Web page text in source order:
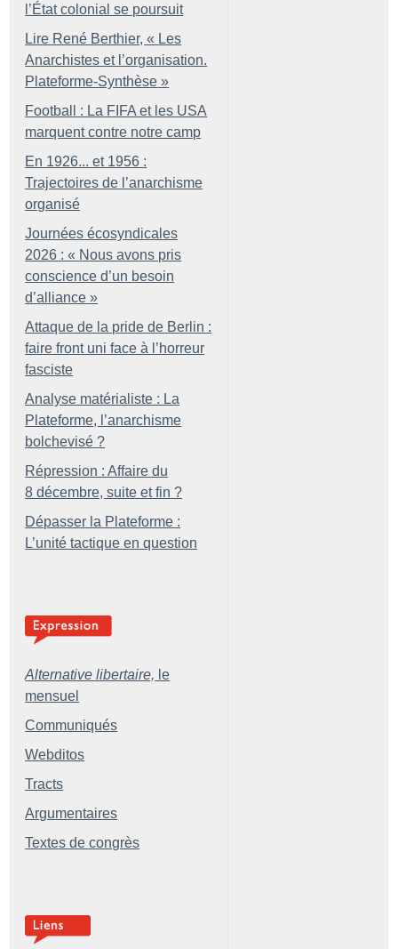
l’État colonial se poursuit
Lire René Berthier, « Les
Anarchistes et l’organisation.
Plateforme-Synthèse »
Football : La FIFA et les USA
marquent contre notre camp
En 1926... et 1956 :
Trajectoires de l’anarchisme
organisé
Journées écosyndicales
2026 : « Nous avons pris
conscience d’un besoin
d’alliance »
Attaque de la pride de Berlin :
faire front uni face à l’horreur
fasciste
Analyse matérialiste : La
Plateforme, l’anarchisme
bolchevisé ?
Répression : Affaire du
8 décembre, suite et fin ?
Dépasser la Plateforme :
L’unité tactique en question
Alternative libertaire, le
mensuel
Communiqués
Webditos
Tracts
Argumentaires
Textes de congrès